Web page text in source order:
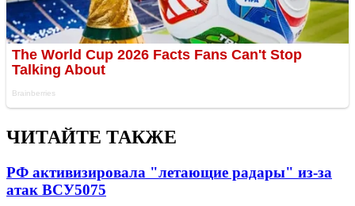
ЧИТАЙТЕ ТАКЖЕ
РФ активизировала "летающие радары" из-за
атак ВСУ5075